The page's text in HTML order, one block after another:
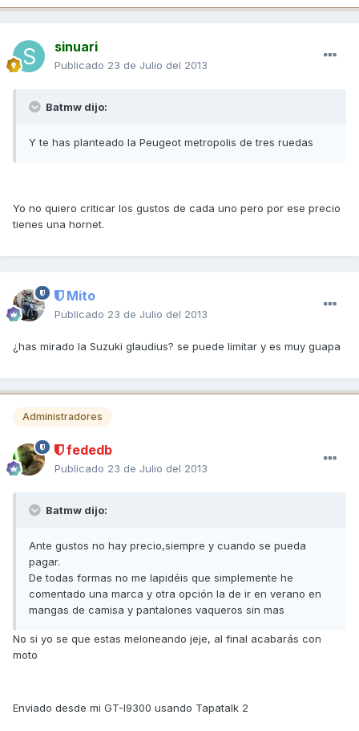
sinuari
Publicado 23 de Julio del 2013
Batmw dijo:
Y te has planteado la Peugeot metropolis de tres ruedas
Yo no quiero criticar los gustos de cada uno pero por ese precio
tienes una hornet.
Mito
Publicado 23 de Julio del 2013
¿has mirado la Suzuki glaudius? se puede limitar y es muy guapa
Administradores
fededb
Publicado 23 de Julio del 2013
Batmw dijo:
Ante gustos no hay precio,siempre y cuando se pueda
pagar.
De todas formas no me lapidéis que simplemente he
comentado una marca y otra opción la de ir en verano en
mangas de camisa y pantalones vaqueros sin mas
No si yo se que estas meloneando jeje, al final acabarás con
moto
Enviado desde mi GT-I9300 usando Tapatalk 2